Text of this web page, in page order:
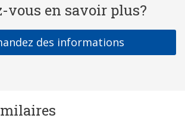
vous en savoir plus?
des informations